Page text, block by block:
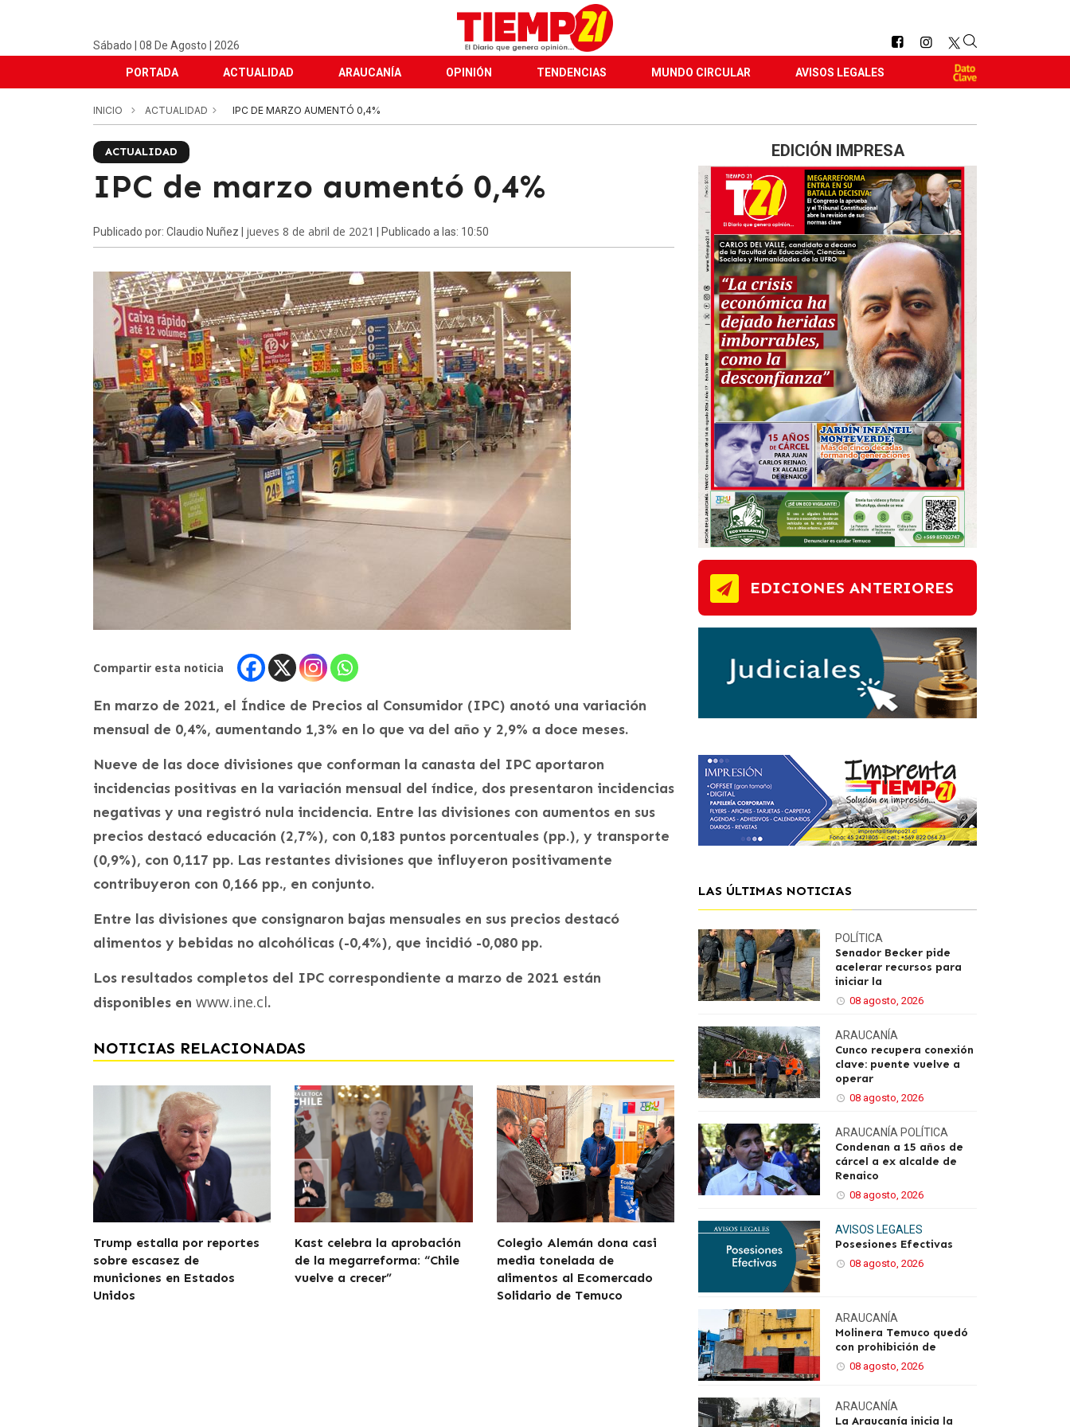
Sábado | 08 De Agosto | 2026
PORTADA ACTUALIDAD ARAUCANÍA OPINIÓN TENDENCIAS MUNDO CIRCULAR AVISOS LEGALES
INICIO ACTUALIDAD IPC DE MARZO AUMENTÓ 0,4%
ACTUALIDAD
IPC de marzo aumentó 0,4%
Publicado por: Claudio Nuñez | jueves 8 de abril de 2021 | Publicado a las: 10:50
Compartir esta noticia
En marzo de 2021, el Índice de Precios al Consumidor (IPC) anotó una variación
mensual de 0,4%, aumentando 1,3% en lo que va del año y 2,9% a doce meses.
Nueve de las doce divisiones que conforman la canasta del IPC aportaron
incidencias positivas en la variación mensual del índice, dos presentaron incidencias
negativas y una registró nula incidencia. Entre las divisiones con aumentos en sus
precios destacó educación (2,7%), con 0,183 puntos porcentuales (pp.), y transporte
(0,9%), con 0,117 pp. Las restantes divisiones que influyeron positivamente
contribuyeron con 0,166 pp., en conjunto.
Entre las divisiones que consignaron bajas mensuales en sus precios destacó
alimentos y bebidas no alcohólicas (-0,4%), que incidió -0,080 pp.
Los resultados completos del IPC correspondiente a marzo de 2021 están
disponibles en www.ine.cl.
NOTICIAS RELACIONADAS
Trump estalla por reportes
sobre escasez de
municiones en Estados
Unidos
Kast celebra la aprobación
de la megarreforma: “Chile
vuelve a crecer”
Colegio Alemán dona casi
media tonelada de
alimentos al Ecomercado
Solidario de Temuco
EDICIÓN IMPRESA
EDICIONES ANTERIORES
LAS ÚLTIMAS NOTICIAS
POLÍTICA
Senador Becker pide
acelerar recursos para
iniciar la
08 agosto, 2026
ARAUCANÍA
Cunco recupera conexión
clave: puente vuelve a
operar
08 agosto, 2026
ARAUCANÍA POLÍTICA
Condenan a 15 años de
cárcel a ex alcalde de
Renaico
08 agosto, 2026
AVISOS LEGALES
Posesiones Efectivas
08 agosto, 2026
ARAUCANÍA
Molinera Temuco quedó
con prohibición de
08 agosto, 2026
ARAUCANÍA
La Araucanía inicia la